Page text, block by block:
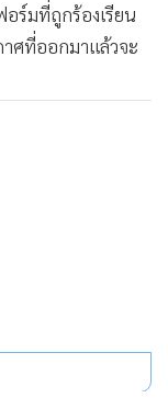
ร์มที่ถูกร้องเรียน
าศที่ออกมาแล้วจะ
ใช่เพียงการออก
ง ผู้ประกอบการ